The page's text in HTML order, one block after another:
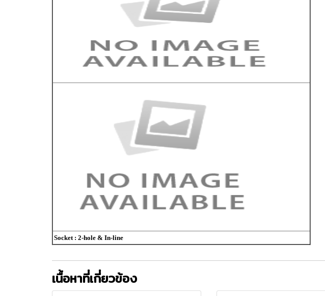
Socket : 2-hole & In-line
เนื้อหาที่เกี่ยวข้อง